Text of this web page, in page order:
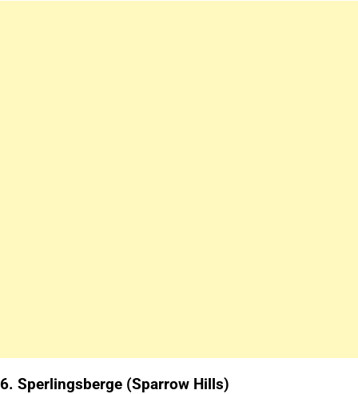
6. Sperlingsberge (Sparrow Hills)